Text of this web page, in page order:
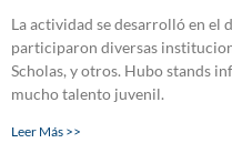
La actividad se desarrolló en el
participaron diversas
Scholas, y otros. Hubo stands
mucho talento juvenil.
Leer Más >>